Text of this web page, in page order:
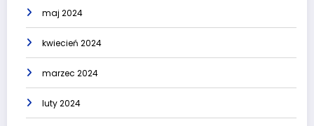
maj 2024
kwiecień 2024
marzec 2024
luty 2024